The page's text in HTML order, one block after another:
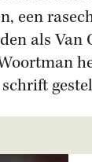
een
als Van